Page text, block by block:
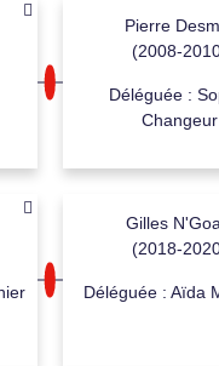
Pierre
(2008-
Déléguée :
Changeur
Gilles
(2018-
Déléguée : Aïda